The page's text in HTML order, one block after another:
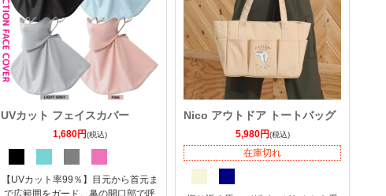
UVカット フェイスカバー
1,680円(税込)
【UVカット率99％】目元から首元ま
で広範囲をガード。鼻の開口部で呼
Nico アウトドア トートバッグ
5,980円(税込)
在庫切れ